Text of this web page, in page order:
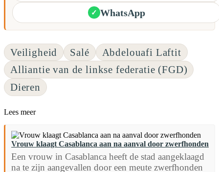
✓ WhatsApp
Veiligheid Salé
Abdelouafi Laftit
Alliantie van de linkse federatie (FGD)
Dieren
Lees meer
Vrouw klaagt Casablanca aan na aanval door zwerfhonden
Een vrouw in Casablanca heeft de stad aangeklaagd
na te zijn aangevallen door een meute zwerfhonden